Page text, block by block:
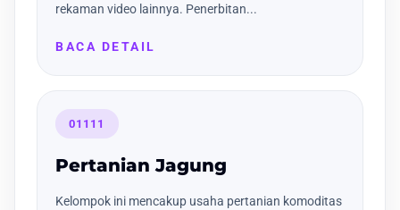
rekaman video lainnya. Penerbitan...
BACA DETAIL
01111
Pertanian Jagung
Kelompok ini mencakup usaha pertanian komoditas